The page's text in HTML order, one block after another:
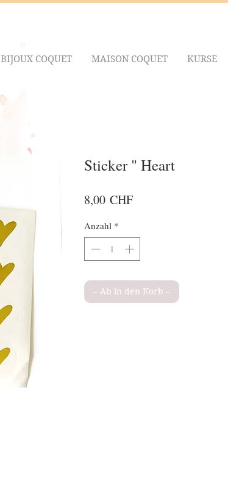
BIJOUX COQUET MAISON COQUET KURSE
Sticker " Heart
8,00 CHFPreis
Anzahl *
– Ab in den Korb –